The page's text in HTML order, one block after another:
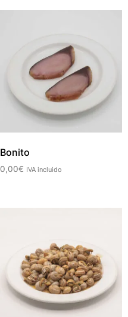
Bonito
0,00€ IVA incluido